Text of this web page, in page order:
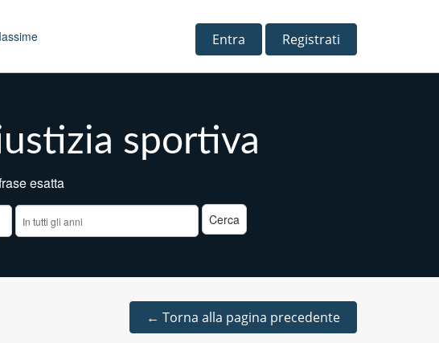
Entra Registrati
sportiva
esatta
← Torna alla pagina precedente